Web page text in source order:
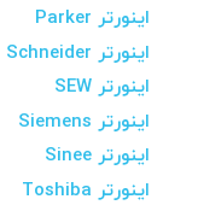
اینورتر Parker
اینورتر Schneider
اینورتر SEW
اینورتر Siemens
اینورتر Sinee
اینورتر Toshiba